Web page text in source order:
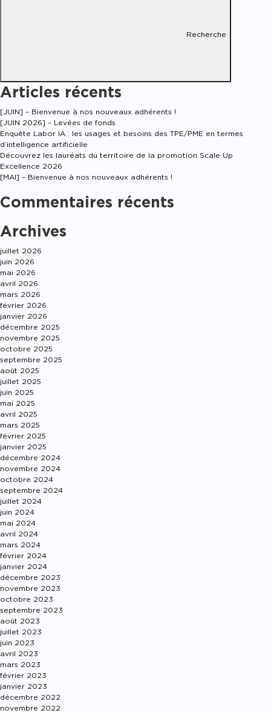
Recherche
Articles récents
[JUIN] – Bienvenue à nos nouveaux adhérents !
[JUIN 2026] – Levées de fonds
Enquête Labor IA : les usages et besoins des TPE/PME en termes
d’intelligence artificielle
Découvrez les lauréats du territoire de la promotion Scale Up
Excellence 2026
[MAI] – Bienvenue à nos nouveaux adhérents !
Commentaires récents
Archives
juillet 2026
juin 2026
mai 2026
avril 2026
mars 2026
février 2026
janvier 2026
décembre 2025
novembre 2025
octobre 2025
septembre 2025
août 2025
juillet 2025
juin 2025
mai 2025
avril 2025
mars 2025
février 2025
janvier 2025
décembre 2024
novembre 2024
octobre 2024
septembre 2024
juillet 2024
juin 2024
mai 2024
avril 2024
mars 2024
février 2024
janvier 2024
décembre 2023
novembre 2023
octobre 2023
septembre 2023
août 2023
juillet 2023
juin 2023
avril 2023
mars 2023
février 2023
janvier 2023
décembre 2022
novembre 2022